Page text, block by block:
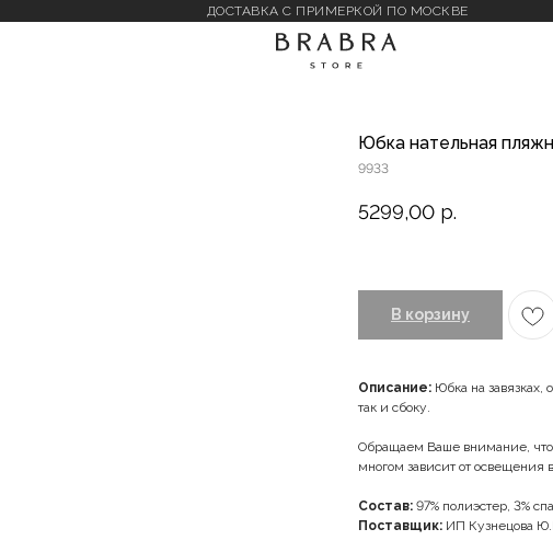
ДОСТАВКА С ПРИМЕРКОЙ ПО МОСКВЕ
Юбка нательная
9933
5299,00 р.
В корзину
Описание: Юбка на завязках,
так и сбоку.
Обращаем Ваше внимание, что
многом зависит от освещения
Состав: 97% полиэстер, 3%
Поставщик: ИП Кузнецова